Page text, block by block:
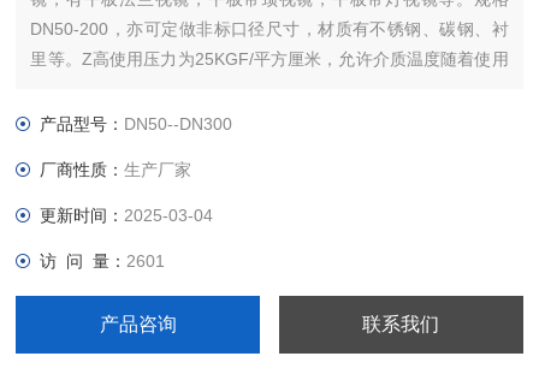
DN50-200，亦可定做非标口径尺寸，材质有不锈钢、碳钢、衬
里等。Z高使用压力为25KGF/平方厘米，允许介质温度随着使用
产品型号： DN50--DN300
厂商性质：生产厂家
更新时间： 2025-03-04
访 问 量： 2601
产品咨询 联系我们